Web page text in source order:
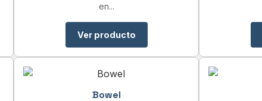
en...
Ver producto
Bowel